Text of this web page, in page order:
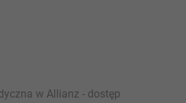
w Allianz - dostęp